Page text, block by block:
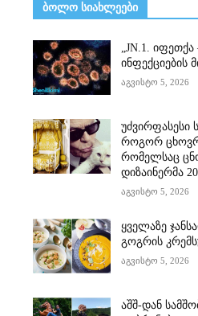
ᲑᲝᲚᲝ ᲡᲘᲐᲮᲚᲔᲔᲑᲘ
„JN.1.
ინფექციების
აგვისტო 5, 2026
უძვირფასესი
როგორ
რომელსაც
დიზაინერმა
აგვისტო 5, 2026
ყველაზე
გოგრის
აგვისტო 5, 2026
აშშ-დან